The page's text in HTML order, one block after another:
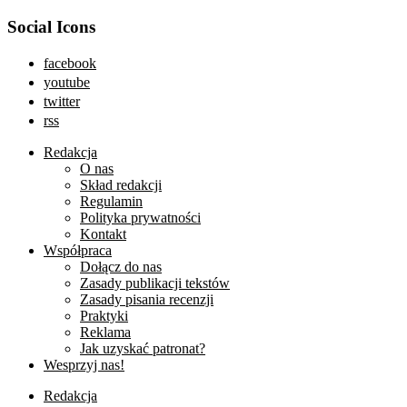
Social Icons
facebook
youtube
twitter
rss
Redakcja
O nas
Skład redakcji
Regulamin
Polityka prywatności
Kontakt
Współpraca
Dołącz do nas
Zasady publikacji tekstów
Zasady pisania recenzji
Praktyki
Reklama
Jak uzyskać patronat?
Wesprzyj nas!
Redakcja